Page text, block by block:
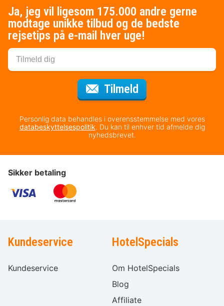
Ja, jeg vil ligesom 175.000 andre gerne
modtage unikke tilbud og de bedste
rejsetips på e-mail hver uge!
Tilmeld
Personlig data behandles i overensstemmelse med vores
databeskyttelsespolitik. Du kan til enhver tid afmelde dig
nyhedsbrevet.
Sikker betaling
Kundeservice
Kundeservice
HotelSpecials
Om HotelSpecials
Blog
Affiliate